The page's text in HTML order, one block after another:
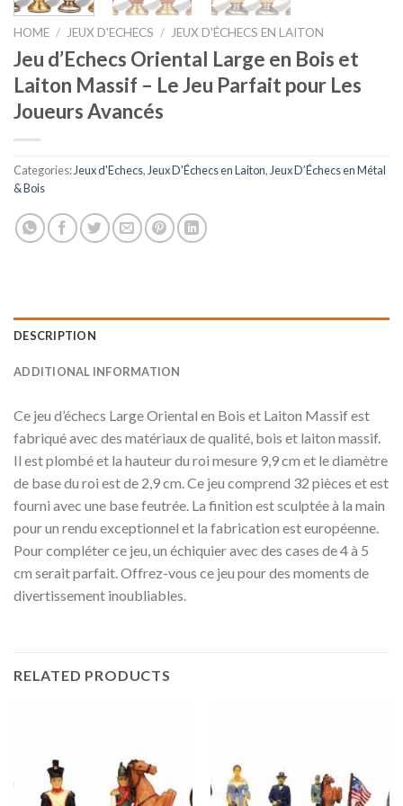
HOME / JEUX D'ECHECS / JEUX D'ÉCHECS EN LAITON
Jeu d’Echecs Oriental Large en Bois et
Laiton Massif – Le Jeu Parfait pour Les
Joueurs Avancés
Categories: Jeux d'Echecs, Jeux D'Échecs en Laiton, Jeux D’Échecs en Métal
& Bois
DESCRIPTION
ADDITIONAL INFORMATION
Ce jeu d’échecs Large Oriental en Bois et Laiton Massif est
fabriqué avec des matériaux de qualité, bois et laiton massif.
Il est plombé et la hauteur du roi mesure 9,9 cm et le diamètre
de base du roi est de 2,9 cm. Ce jeu comprend 32 pièces et est
fourni avec une base feutrée. La finition est sculptée à la main
pour un rendu exceptionnel et la fabrication est européenne.
Pour compléter ce jeu, un échiquier avec des cases de 4 à 5
cm serait parfait. Offrez-vous ce jeu pour des moments de
divertissement inoubliables.
RELATED PRODUCTS